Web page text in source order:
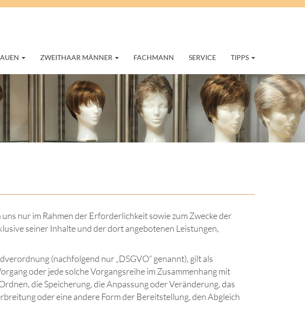
ZWEITHAAR MÄNNER FACHMANN SERVICE TIPPS
nur im Rahmen der Erforderlichkeit sowie zum Zwecke der
seiner Inhalte und der dort angebotenen Leistungen,
(nachfolgend nur „DSGVO“ genannt), gilt als
oder jede solche Vorgangsreihe im Zusammenhang mit
die Speicherung, die Anpassung oder Veränderung, das
oder eine andere Form der Bereitstellung, den Abgleich